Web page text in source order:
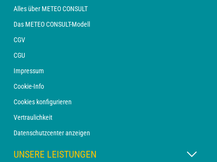
Alles über METEO CONSULT
Das METEO CONSULT-Modell
CGV
CGU
Impressum
Cookie-Info
Cookies konfigurieren
Vertraulichkeit
Datenschutzcenter anzeigen
UNSERE LEISTUNGEN